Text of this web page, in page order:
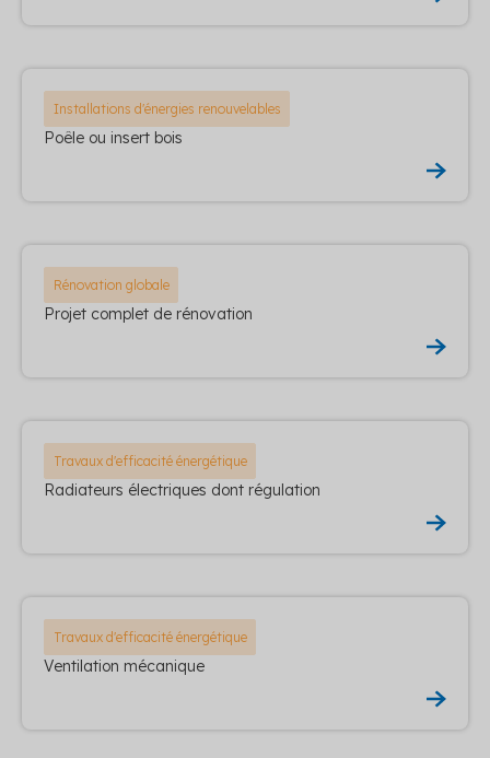
Installations d'énergies renouvelables
Poêle ou insert bois
Rénovation globale
Projet complet de rénovation
Travaux d'efficacité énergétique
Radiateurs électriques dont régulation
Travaux d'efficacité énergétique
Ventilation mécanique